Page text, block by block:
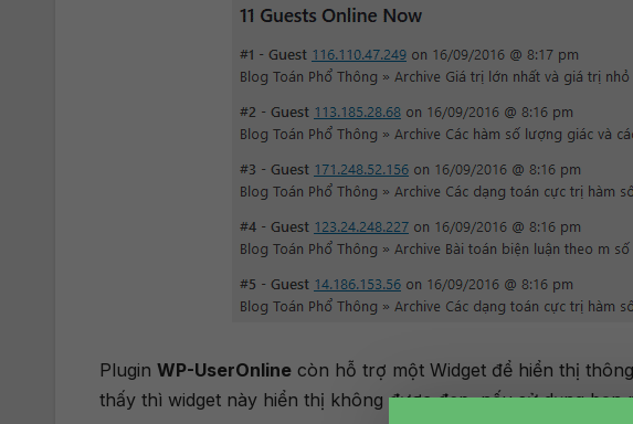
Plugin WP-UserOnline còn hỗ trợ một Widget để hiển thị
thấy thì widget này hiển thị không được đẹp, nếu sử dụng bạn